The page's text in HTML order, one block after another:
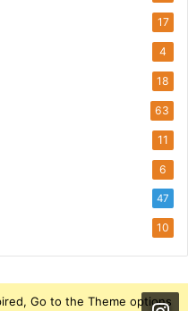
17
4
18
63
11
6
47
10
Go to the Theme options